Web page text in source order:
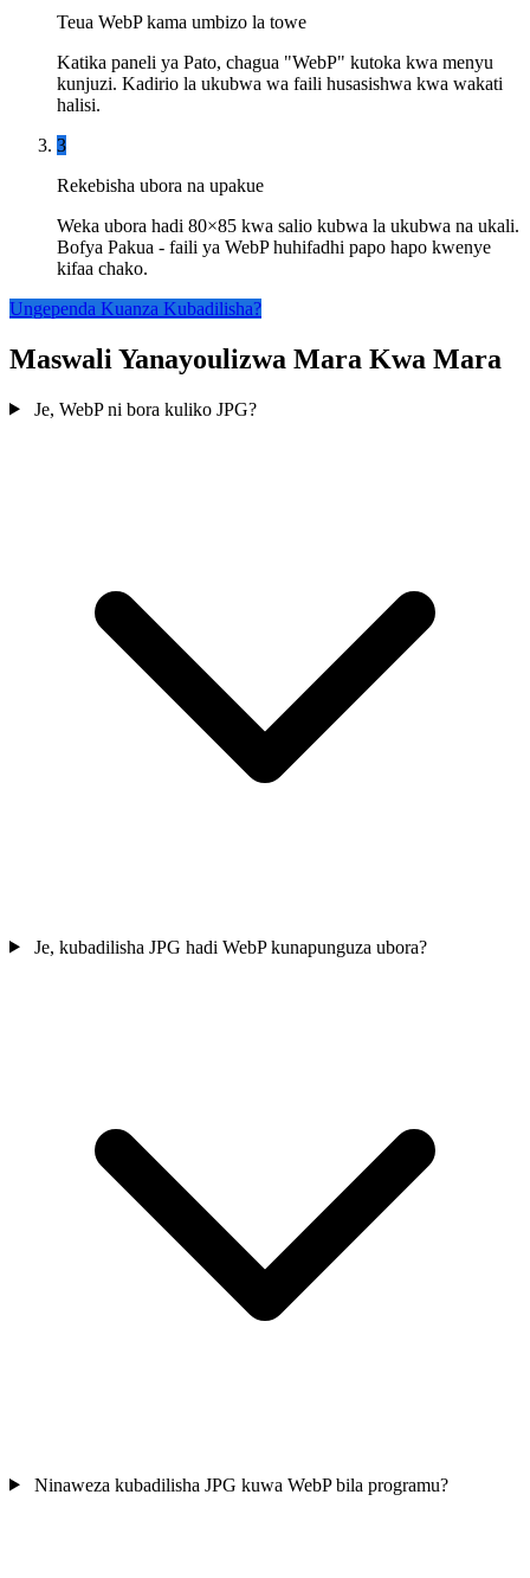
Teua WebP kama umbizo la towe
Katika paneli ya Pato, chagua "WebP" kutoka kwa menyu
kunjuzi. Kadirio la ukubwa wa faili husasishwa kwa wakati
halisi.
3
Rekebisha ubora na upakue
Weka ubora hadi 80×85 kwa salio kubwa la ukubwa na ukali.
Bofya Pakua - faili ya WebP huhifadhi papo hapo kwenye
kifaa chako.
Ungependa Kuanza Kubadilisha?
Maswali Yanayoulizwa Mara Kwa Mara
Je, WebP ni bora kuliko JPG?
Je, kubadilisha JPG hadi WebP kunapunguza ubora?
Ninaweza kubadilisha JPG kuwa WebP bila programu?